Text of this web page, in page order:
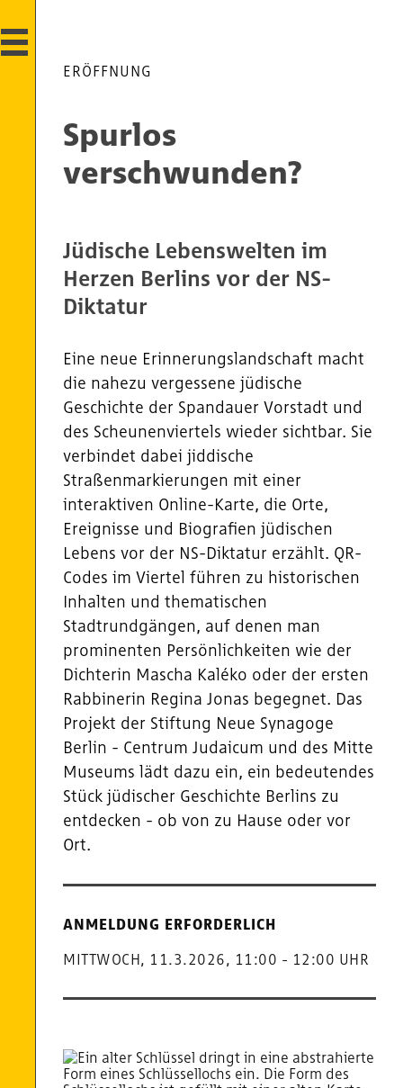
ERÖFFNUNG
Spurlos
verschwunden?
Jüdische Lebenswelten im
Herzen Berlins vor der NS-
Diktatur
Eine neue Erinnerungslandschaft macht
die nahezu vergessene jüdische
Geschichte der Spandauer Vorstadt und
des Scheunenviertels wieder sichtbar. Sie
verbindet dabei jiddische
Straßenmarkierungen mit einer
interaktiven Online-Karte, die Orte,
Ereignisse und Biografien jüdischen
Lebens vor der NS-Diktatur erzählt. QR-
Codes im Viertel führen zu historischen
Inhalten und thematischen
Stadtrundgängen, auf denen man
prominenten Persönlichkeiten wie der
Dichterin Mascha Kaléko oder der ersten
Rabbinerin Regina Jonas begegnet. Das
Projekt der Stiftung Neue Synagoge
Berlin - Centrum Judaicum und des Mitte
Museums lädt dazu ein, ein bedeutendes
Stück jüdischer Geschichte Berlins zu
entdecken - ob von zu Hause oder vor
Ort.
Termine
und
ANMELDUNG ERFORDERLICH
MITTWOCH, 11.3.2026, 11:00 - 12:00 UHR